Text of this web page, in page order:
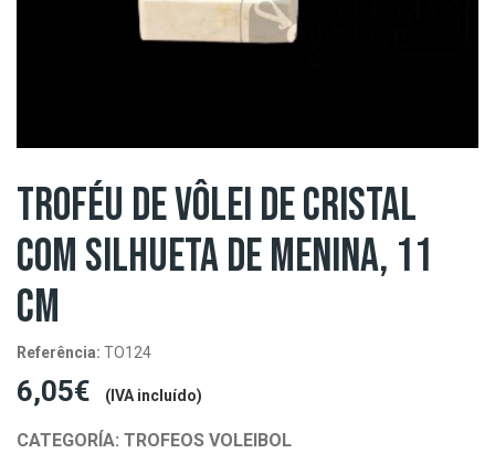
TROFÉU DE VÔLEI DE CRISTAL
COM SILHUETA DE MENINA, 11
CM
Referência: TO124
6,05€ (IVA incluído)
CATEGORÍA: TROFEOS VOLEIBOL